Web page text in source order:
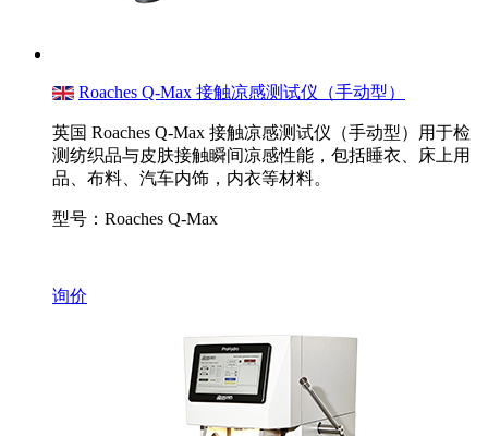
Roaches Q-Max 接触凉感测试仪（手动型）
英国 Roaches Q-Max 接触凉感测试仪（手动型）用于检
测纺织品与皮肤接触瞬间凉感性能，包括睡衣、床上用
品、布料、汽车内饰，内衣等材料。
型号：Roaches Q-Max
询价